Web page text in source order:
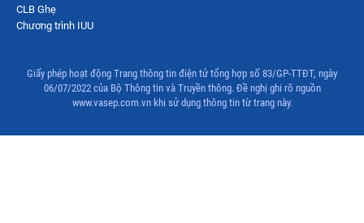
CLB Ghẹ
Chương trình IUU
Giấy phép hoạt động Trang thông tin điện tử tổng hợp số 83/GP-TTĐT, ngày
06/07/2022 của Bộ Thông tin và Truyền thông. Đề nghị ghi rõ nguồn
www.vasep.com.vn khi sử dụng thông tin từ trang này.